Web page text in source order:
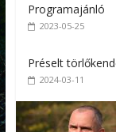
Programajánló
2023-05-25
Préselt
2024-03-11